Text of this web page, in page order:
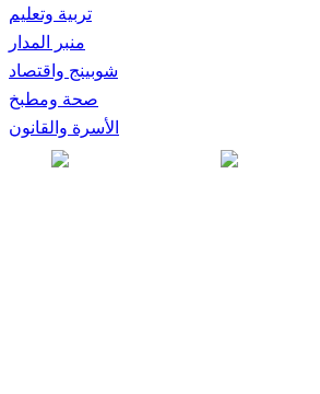
تربية وتعليم
منبر المدار
شوبينج واقتصاد
صحة ومطبخ
الأسرة والقانون